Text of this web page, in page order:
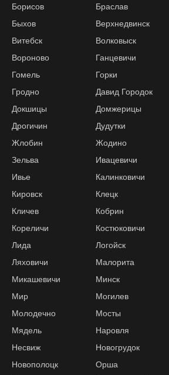
Борисов
Браслав
Быхов
Верхнедвинск
Витебск
Волковыск
Вороново
Ганцевичи
Гомель
Горки
Гродно
Давид Городок
Докшицы
Домжерицы
Дрогичин
Дудутки
Жлобин
Жодино
Зельва
Ивацевичи
Ивье
Калинковичи
Кировск
Клецк
Кличев
Кобрин
Кореличи
Костюковичи
Лида
Логойск
Ляховичи
Малорита
Микашевичи
Минск
Мир
Могилев
Молодечно
Мосты
Мядель
Наровля
Несвиж
Новогрудок
Новополоцк
Орша